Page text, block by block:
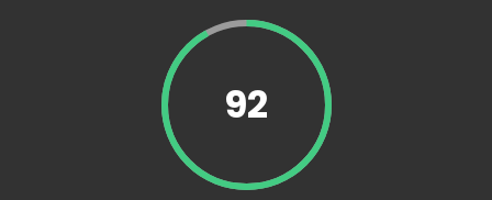
92